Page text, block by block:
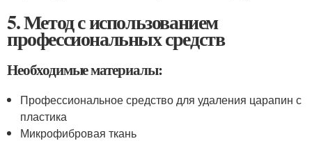
5. Метод с использованием
профессиональных средств
Необходимые материалы:
Профессиональное средство для удаления царапин с
пластика
Микрофибровая ткань